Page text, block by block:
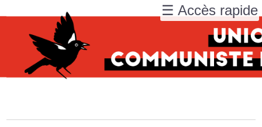
☰ Accès rapide